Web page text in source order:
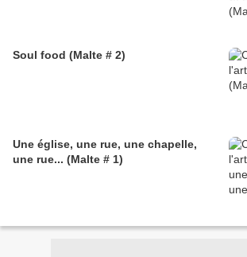
Soul food (Malte # 2)
Une église, une rue, une chapelle,
une rue... (Malte # 1)